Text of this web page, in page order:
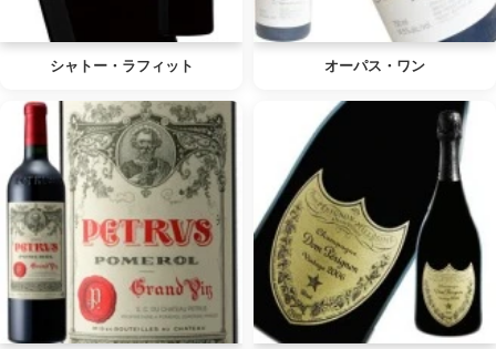
シャトー・ラフィット オーパス・ワン